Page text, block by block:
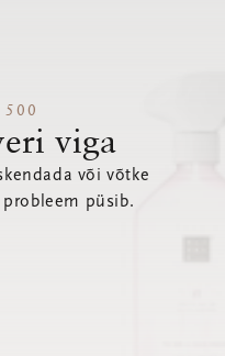
500
viga
või võtke
püsib.